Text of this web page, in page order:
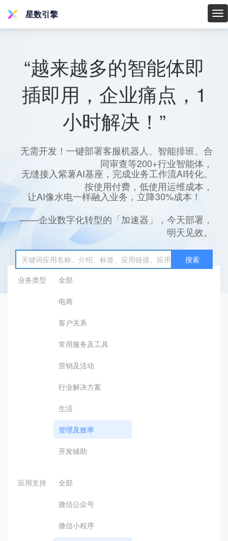
星
星数引擎
“越来越多的智能体即
插即用，企业痛点，1
小时解决！”
无需开发！一键部署客服机器人、智能排班、合
同审查等200+行业智能体，
无缝接入紫薯AI基座，完成业务工作流AI转化。
按使用付费，低使用运维成本，
让AI像水电一样融入业务，立降30%成本！
——企业数字化转型的「加速器」，今天部署，
明天见效。
搜索
业务类型
全部
电商
客户关系
常用服务及工具
营销及活动
行业解决方案
生活
管理及效率
开发辅助
应用支持 全部
微信公众号
微信小程序